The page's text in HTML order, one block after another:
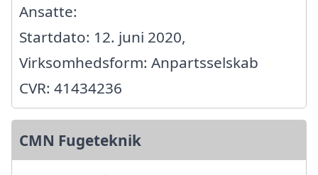
Ansatte:
Startdato: 12. juni 2020,
Virksomhedsform: Anpartsselskab
CVR: 41434236
CMN Fugeteknik